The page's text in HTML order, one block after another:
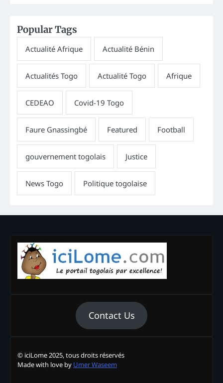
Popular Tags
Contact Us
© iciLome 2025, tous droits réservés
Made with love by Umer Waseem